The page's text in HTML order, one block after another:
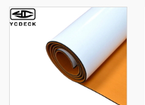
Sheet Non-Slip Mat para
sa Jon Motor Boats Yacht
Helm Pad RV Floor